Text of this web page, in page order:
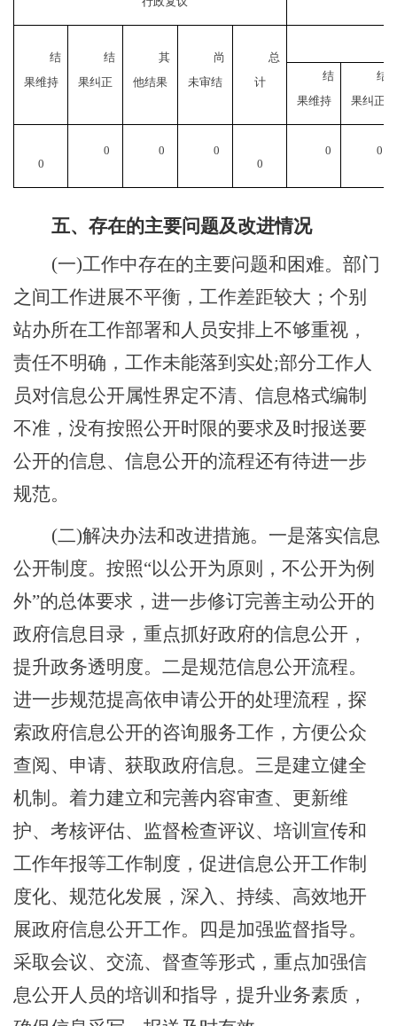
结
果维持
结
果纠正
其
他结果
尚
未审结
总
计
结
果维持
结
果纠正
0
0 0
0
0
0 0
五、存在的主要问题及改进情况
(一)工作中存在的主要问题和困难。部门
之间工作进展不平衡，工作差距较大；个别
站办所在工作部署和人员安排上不够重视，
责任不明确，工作未能落到实处;部分工作人
员对信息公开属性界定不清、信息格式编制
不准，没有按照公开时限的要求及时报送要
公开的信息、信息公开的流程还有待进一步
规范。
(二)解决办法和改进措施。一是落实信息
公开制度。按照“以公开为原则，不公开为例
外”的总体要求，进一步修订完善主动公开的
政府信息目录，重点抓好政府的信息公开，
提升政务透明度。二是规范信息公开流程。
进一步规范提高依申请公开的处理流程，探
索政府信息公开的咨询服务工作，方便公众
查阅、申请、获取政府信息。三是建立健全
机制。着力建立和完善内容审查、更新维
护、考核评估、监督检查评议、培训宣传和
工作年报等工作制度，促进信息公开工作制
度化、规范化发展，深入、持续、高效地开
展政府信息公开工作。四是加强监督指导。
采取会议、交流、督查等形式，重点加强信
息公开人员的培训和指导，提升业务素质，